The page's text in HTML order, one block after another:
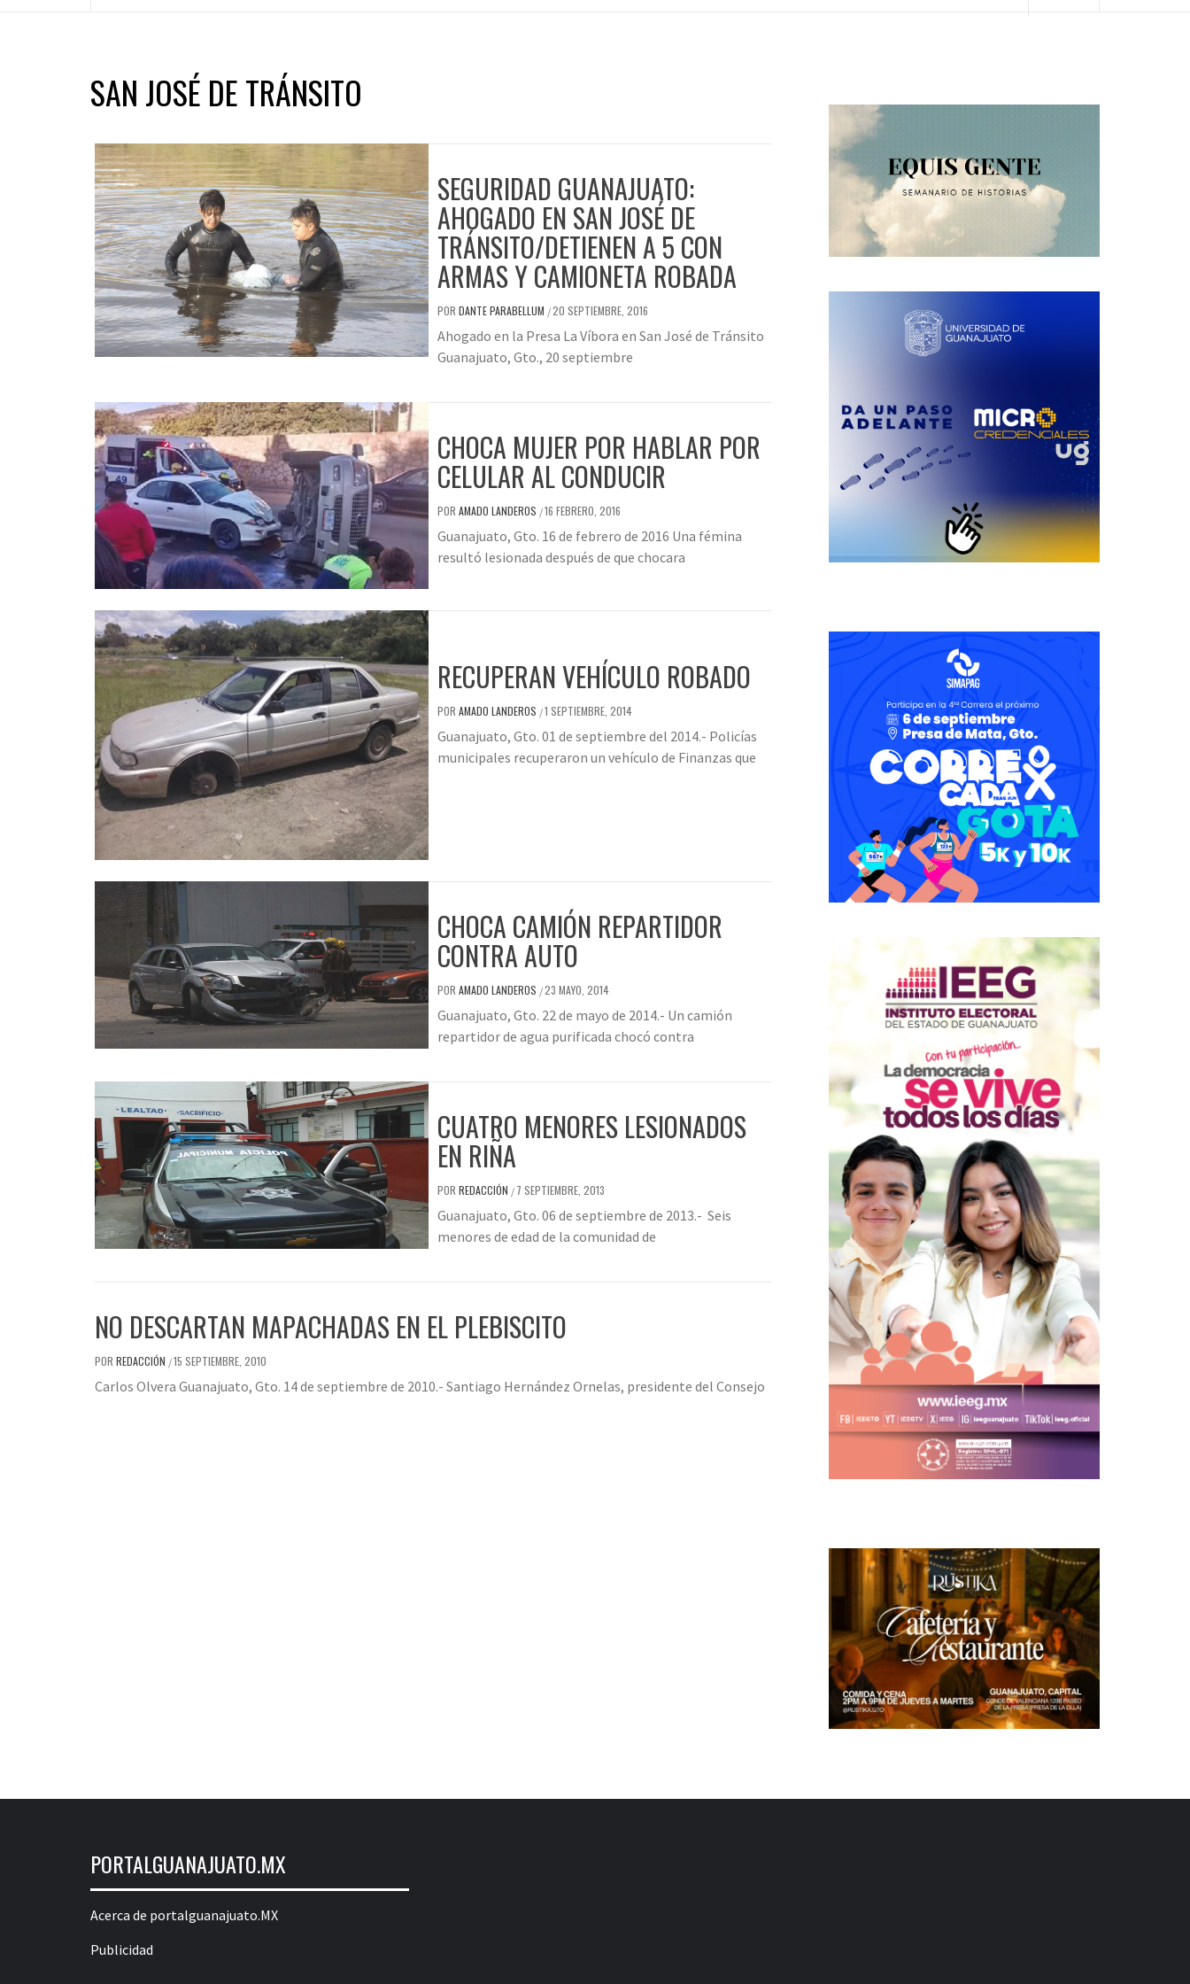
SAN JOSÉ DE TRÁNSITO
SEGURIDAD GUANAJUATO:
AHOGADO EN SAN JOSÉ DE
TRÁNSITO/DETIENEN A 5 CON
ARMAS Y CAMIONETA ROBADA
POR DANTE PARABELLUM /20 SEPTIEMBRE, 2016
Ahogado en la Presa La Víbora en San José de Tránsito
Guanajuato, Gto., 20 septiembre
CHOCA MUJER POR HABLAR POR
CELULAR AL CONDUCIR
POR AMADO LANDEROS /16 FEBRERO, 2016
Guanajuato, Gto. 16 de febrero de 2016 Una fémina
resultó lesionada después de que chocara
RECUPERAN VEHÍCULO ROBADO
POR AMADO LANDEROS /1 SEPTIEMBRE, 2014
Guanajuato, Gto. 01 de septiembre del 2014.- Policías
municipales recuperaron un vehículo de Finanzas que
CHOCA CAMIÓN REPARTIDOR
CONTRA AUTO
POR AMADO LANDEROS /23 MAYO, 2014
Guanajuato, Gto. 22 de mayo de 2014.- Un camión
repartidor de agua purificada chocó contra
CUATRO MENORES LESIONADOS
EN RIÑA
POR REDACCIÓN / 7 SEPTIEMBRE, 2013
Guanajuato, Gto. 06 de septiembre de 2013.- Seis
menores de edad de la comunidad de
NO DESCARTAN MAPACHADAS EN EL PLEBISCITO
POR REDACCIÓN /15 SEPTIEMBRE, 2010
Carlos Olvera Guanajuato, Gto. 14 de septiembre de 2010.- Santiago Hernández Ornelas, presidente del Consejo
PORTALGUANAJUATO.MX
Acerca de portalguanajuato.MX
Publicidad